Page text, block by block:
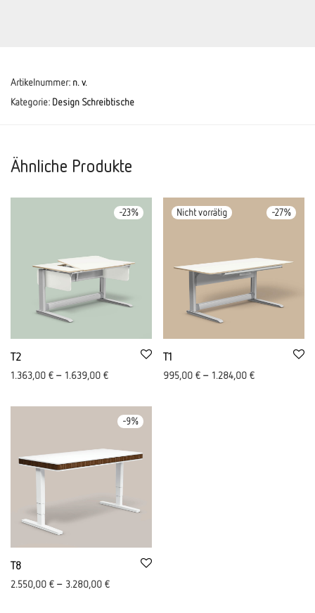
Artikelnummer: n. v.
Kategorie: Design Schreibtische
Ähnliche Produkte
-23%
T2
1.363,00 € – 1.639,00 €
-27%
T1
995,00 € – 1.284,00 €
-9%
T8
2.550,00 € – 3.280,00 €